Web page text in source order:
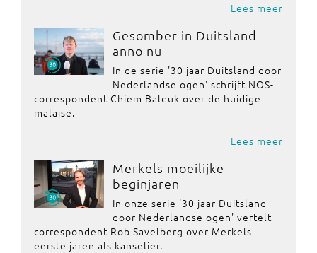
Lees meer
Gesomber in Duitsland
anno nu
In de serie '30 jaar Duitsland door
Nederlandse ogen' schrijft NOS-
correspondent Chiem Balduk over de huidige
malaise.
Lees meer
Merkels moeilijke
beginjaren
In onze serie '30 jaar Duitsland
door Nederlandse ogen' vertelt
correspondent Rob Savelberg over Merkels
eerste jaren als kanselier.